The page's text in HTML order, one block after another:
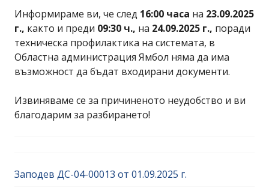
Информираме ви, че след 16:00 часа на 23.09.2025
г., както и преди 09:30 ч., на 24.09.2025 г., поради
техническа профилактика на системата, в
Областна администрация Ямбол няма да има
възможност да бъдат входирани документи.
Извиняваме се за причиненото неудобство и ви
благодарим за разбирането!
Заподев ДС-04-00013 от 01.09.2025 г.